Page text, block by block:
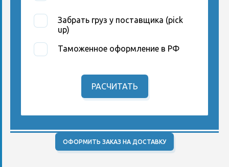
Забрать груз у поставщика (pick
up)
Таможенное оформление в РФ
РАСЧИТАТЬ
ОФОРМИТЬ ЗАКАЗ НА ДОСТАВКУ